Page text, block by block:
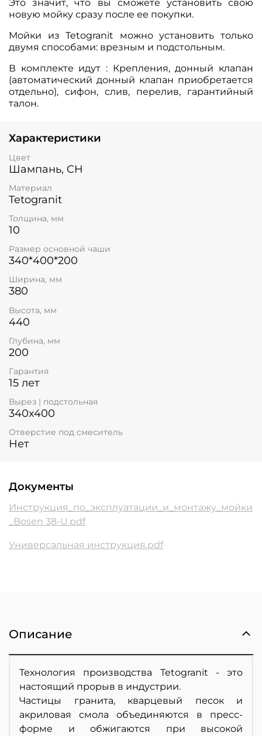
Это значит, что вы сможете установить свою
новую мойку сразу после ее покупки.
Мойки из Tetogranit можно установить только
двумя способами: врезным и подстольным.
В комплекте идут : Крепления, донный клапан
(автоматический донный клапан приобретается
отдельно), сифон, слив, перелив, гарантийный
талон.
Характеристики
Цвет
Шампань, CH
Материал
Tetogranit
Толщина, мм
10
Размер основной чаши
340*400*200
Ширина, мм
380
Высота, мм
440
Глубина, мм
200
Гарантия
15 лет
Вырез | подстольная
340x400
Отверстие под смеситель
Нет
Документы
Инструкция_по_эксплуатации_и_монтажу_мойки
_Bosen 38-U.pdf
Универсальная инструкция.pdf
Описание
Технология производства Tetogranit - это
настоящий прорыв в индустрии.
Частицы гранита, кварцевый песок и
акриловая смола объединяются в пресс-
форме и обжигаются при высокой